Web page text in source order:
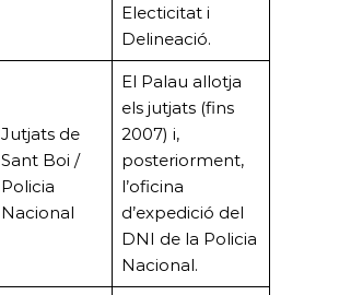
Electicitat i
Delineació.
Jutjats de
Sant Boi /
Policia
Nacional
El Palau allotja
els jutjats (fins
2007) i,
posteriorment,
l’oficina
d’expedició del
DNI de la Policia
Nacional.